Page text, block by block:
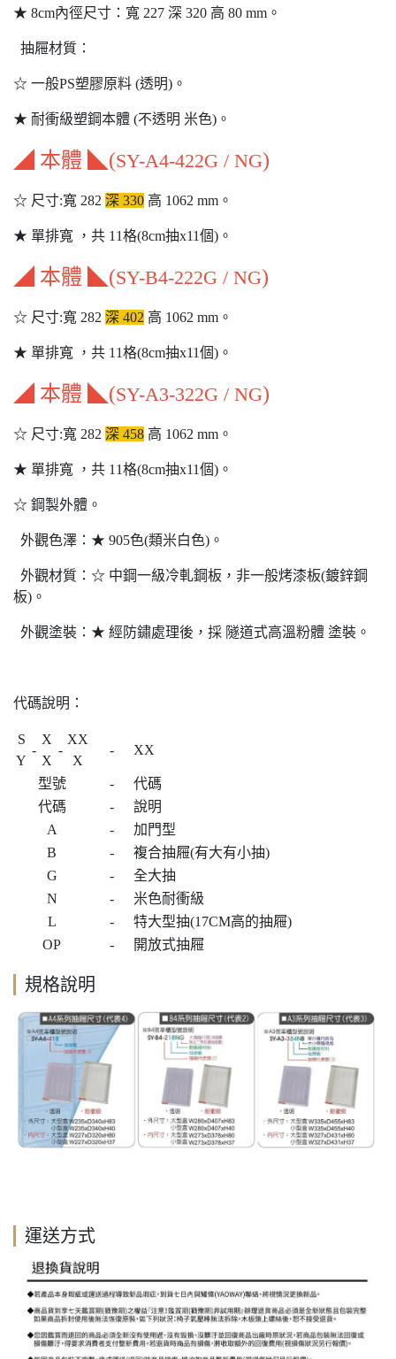
★ 8cm內徑尺寸：寬 227 深 320 高 80 mm。
抽屜材質：
☆ 一般PS塑膠原料 (透明)。
★ 耐衝級塑鋼本體 (不透明 米色)。
◢ 本體 ◣(SY-A4-422G / NG)
☆ 尺寸:寬 282 深 330 高 1062 mm。
★ 單排寬 ，共 11格(8cm抽x11個)。
◢ 本體 ◣(SY-B4-222G / NG)
☆ 尺寸:寬 282 深 402 高 1062 mm。
★ 單排寬 ，共 11格(8cm抽x11個)。
◢ 本體 ◣(SY-A3-322G / NG)
☆ 尺寸:寬 282 深 458 高 1062 mm。
★ 單排寬 ，共 11格(8cm抽x11個)。
☆ 鋼製外體。
外觀色澤：★ 905色(類米白色)。
外觀材質：☆ 中鋼一級冷軋鋼板，非一般烤漆板(鍍鋅鋼
板)。
外觀塗裝：★ 經防鏽處理後，採 隧道式高溫粉體 塗裝。
代碼說明：
S
Y
-
X
X
-
XX
X
- XX
型號 -
代碼
代碼
-
說明
A
-
加門型
B
-
複合抽屜(有大有小抽)
G
-
全大抽
N
-
米色耐衝級
L
-
特大型抽(17CM高的抽屜)
OP
- 開放式抽屜
規格說明
運送方式